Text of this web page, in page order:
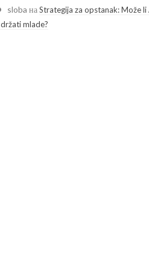
sloba наStrategija za opstanak: Može
mlade?